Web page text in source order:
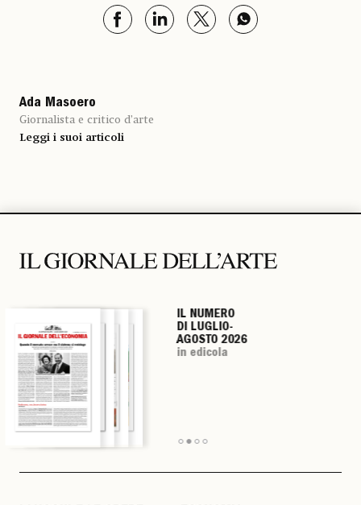
Ada Masoero
Giornalista e critico d’arte
Leggi i suoi articoli
IL NUMERO
DI LUGLIO-
AGOSTO 2026
in edicola
IL NUMERO
DI LUGLIO-
AGOSTO 2026
in edicola
IL NUMERO
DI LUGLIO-
AGOSTO 2026
in edicola
IL NUMERO
DI LUGLIO-
AGOSTO 2026
in edicola